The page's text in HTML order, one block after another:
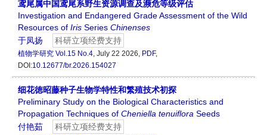
鸢尾属中国鸢尾系野生资源调查及濒危等级评估
Investigation and Endangered Grade Assessment of the Wild
Resources of Iris Series Chinenses
于凤扬
科研立项经费支持
植物学研究 Vol.15 No.4, July 22 2026, PDF,
DOI:10.12677/br.2026.154027
细花徳昭藤种子生物学特性和繁殖技术初探
Preliminary Study on the Biological Characteristics and
Propagation Techniques of Cheniella tenuiflora Seeds
付艳茹
科研立项经费支持